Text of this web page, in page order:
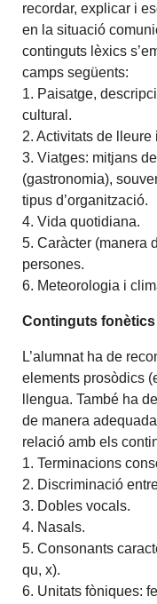
recordar, explicar i
en la situació
continguts lèxics
camps següents:
1. Paisatge,
cultural.
2. Activitats de lleure
3. Viatges: mitjans
(gastronomia),
tipus d’organització.
4. Vida quotidiana.
5. Caràcter (manera
persones.
6. Meteorologia i
Continguts
L’alumnat ha de
elements prosòdics
llengua. També ha
de manera
relació amb els
1. Terminacions
2. Discriminació
3. Dobles vocals.
4. Nasals.
5. Consonants
qu, x).
6. Unitats fòniques: